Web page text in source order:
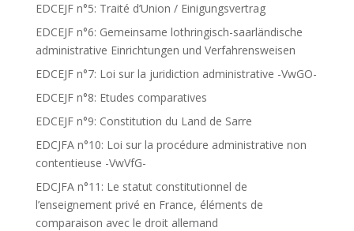
EDCEJF n°5: Traité d’Union / Einigungsvertrag
EDCEJF n°6: Gemeinsame lothringisch-saarländische
administrative Einrichtungen und Verfahrensweisen
EDCEJF n°7: Loi sur la juridiction administrative -VwGO-
EDCEJF n°8: Etudes comparatives
EDCEJF n°9: Constitution du Land de Sarre
EDCJFA n°10: Loi sur la procédure administrative non
contentieuse -VwVfG-
EDCJFA n°11: Le statut constitutionnel de
l’enseignement privé en France, éléments de
comparaison avec le droit allemand